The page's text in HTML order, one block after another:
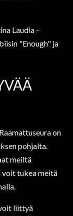
Laudia -
"Enough" ja
on
pohjalta.
meiltä
voit tukea meitä
liittyä